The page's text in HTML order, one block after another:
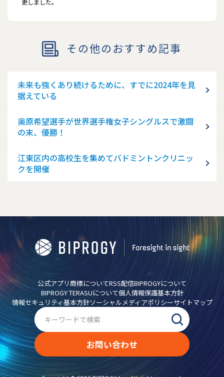
更しました。
その他のおすすめ記事
未来も強くあり続けるために、すでに2024年を見
据えている
奥原希望選手が世界選手権女子シングルスで激闘
の末、優勝！
江東区内の高校生を集めてバドミントンクリニッ
クを開催
公式アプリ 商標についてRSS配信BIPROGYについて
BIPROGY TERASUについて個人情報保護基本方針
情報セキュリティ基本方針ソーシャルメディアポリシーサイトマップ
お問い合わせ